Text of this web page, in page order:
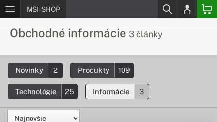
MSI-SHOP
Obchodné informácie 3 články
Novinky 2 Produkty 109
Technológie 25 Informácie 3